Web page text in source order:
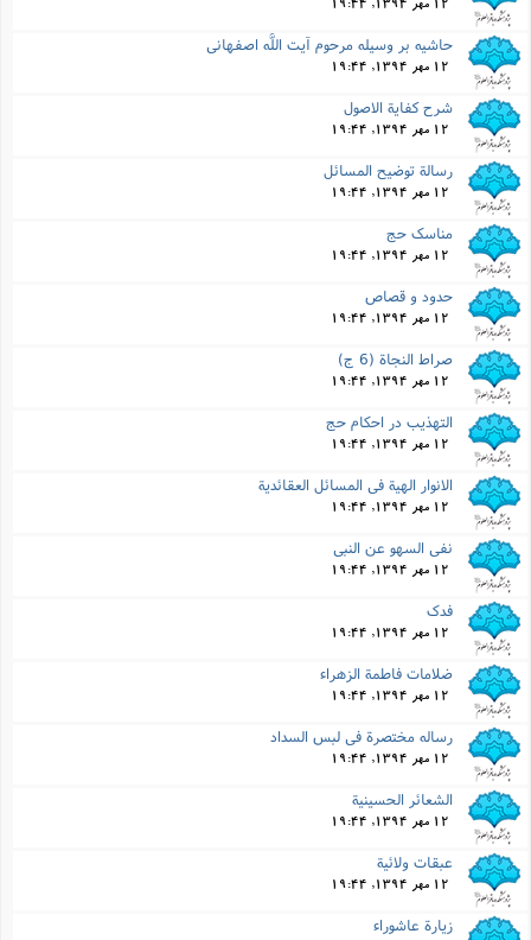
12 مهر 1394, 19:44
حاشیه بر وسیله مرحوم آیت اللَّه اصفهانى
12 مهر 1394, 19:44
شرح کفایة الاصول
12 مهر 1394, 19:44
رسالة توضیح المسائل
12 مهر 1394, 19:44
مناسک حج
12 مهر 1394, 19:44
حدود و قصاص
12 مهر 1394, 19:44
صراط النجاة (6 ج)
12 مهر 1394, 19:44
التهذیب در احکام حج
12 مهر 1394, 19:44
الانوار الهیة فى المسائل العقائدیة
12 مهر 1394, 19:44
نفى السهو عن النبى
12 مهر 1394, 19:44
فدک
12 مهر 1394, 19:44
ضلامات فاطمة الزهراء
12 مهر 1394, 19:44
رساله مختصرة فى لبس السداد
12 مهر 1394, 19:44
الشعائر الحسینیة
12 مهر 1394, 19:44
عبقات ولائیة
12 مهر 1394, 19:44
زیارة عاشوراء